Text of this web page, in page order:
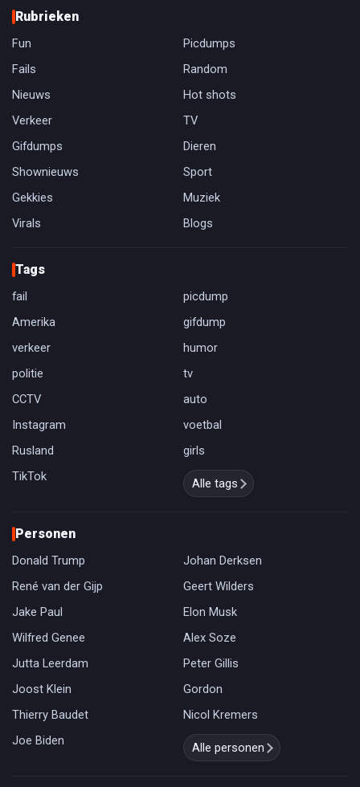
Rubrieken
Fun
Picdumps
Fails
Random
Nieuws
Hot shots
Verkeer
TV
Gifdumps
Dieren
Shownieuws
Sport
Gekkies
Muziek
Virals
Blogs
Tags
fail
picdump
Amerika
gifdump
verkeer
humor
politie
tv
CCTV
auto
Instagram
voetbal
Rusland
girls
TikTok
Alle tags
Personen
Donald Trump
Johan Derksen
René van der Gijp
Geert Wilders
Jake Paul
Elon Musk
Wilfred Genee
Alex Soze
Jutta Leerdam
Peter Gillis
Joost Klein
Gordon
Thierry Baudet
Nicol Kremers
Joe Biden
Alle personen